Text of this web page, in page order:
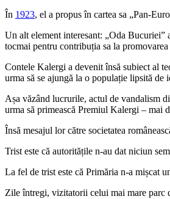
În 1923, el a propus în cartea sa „Pan-
Un alt element interesant: „Oda
tocmai pentru contribuția sa la
Contele Kalergi a devenit însă subiect al
urma să se ajungă la o populație lipsită de
Așa văzând lucrurile, actul de vandalism
urma să primească Premiul Kalergi – mai
Însă mesajul lor către societatea
Trist este că autoritățile n-au dat niciun
La fel de trist este că Primăria n-a mișcat
Zile întregi, vizitatorii celui mai mare parc